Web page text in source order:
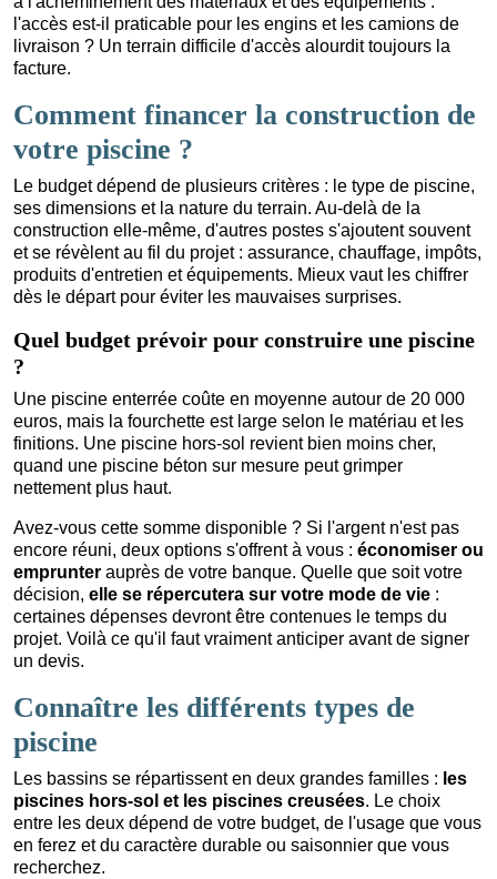
l'accès est-il praticable pour les engins et les camions de
livraison ? Un terrain difficile d'accès alourdit toujours la
facture.
Comment financer la construction de
votre piscine ?
Le budget dépend de plusieurs critères : le type de piscine,
ses dimensions et la nature du terrain. Au-delà de la
construction elle-même, d'autres postes s'ajoutent souvent
et se révèlent au fil du projet : assurance, chauffage, impôts,
produits d'entretien et équipements. Mieux vaut les chiffrer
dès le départ pour éviter les mauvaises surprises.
Quel budget prévoir pour construire une piscine
?
Une piscine enterrée coûte en moyenne autour de 20 000
euros, mais la fourchette est large selon le matériau et les
finitions. Une piscine hors-sol revient bien moins cher,
quand une piscine béton sur mesure peut grimper
nettement plus haut.
Avez-vous cette somme disponible ? Si l'argent n'est pas
encore réuni, deux options s'offrent à vous : économiser ou
emprunter auprès de votre banque. Quelle que soit votre
décision, elle se répercutera sur votre mode de vie :
certaines dépenses devront être contenues le temps du
projet. Voilà ce qu'il faut vraiment anticiper avant de signer
un devis.
Connaître les différents types de
piscine
Les bassins se répartissent en deux grandes familles : les
piscines hors-sol et les piscines creusées. Le choix
entre les deux dépend de votre budget, de l'usage que vous
en ferez et du caractère durable ou saisonnier que vous
recherchez.